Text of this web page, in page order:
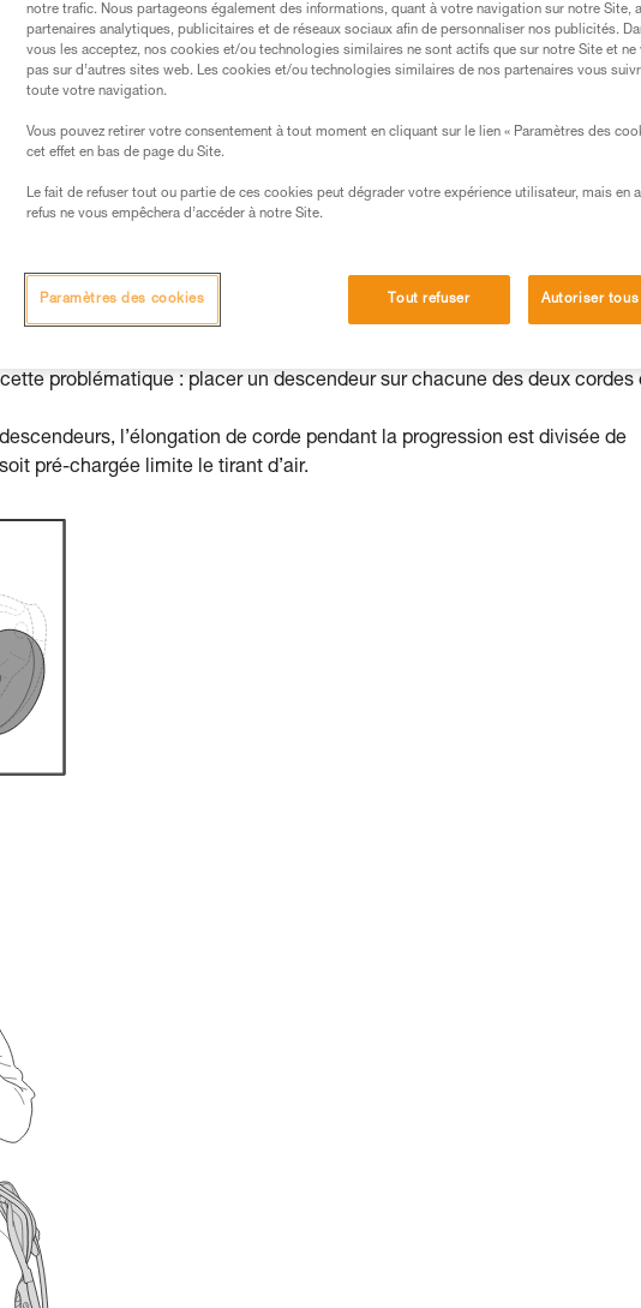
techniques des produits utilisés dans ce conseil avant de le
les informations de la notice technique pour pouvoir
une formation et un entraînement spécifique. Validez avec
refaire la manipulation, seul, en toute sécurité, avant de la
techniques liées à votre activité. Il peut en exister d’autres que
problématique : placer un descendeur sur chacune des deux cordes
l’élongation de corde pendant la progression est divisée de
pré-chargée limite le tirant d’air.
notre trafic. Nous partageons également des informations, quant à votre navigation sur notre Site,
partenaires analytiques, publicitaires et de réseaux sociaux afin de personnaliser nos publicités.
vous les acceptez, nos cookies et/ou technologies similaires ne sont actifs que sur notre Site et ne
pas sur d’autres sites web. Les cookies et/ou technologies similaires de nos partenaires vous
toute votre navigation.
Vous pouvez retirer votre consentement à tout moment en cliquant sur le lien « Paramètres des
cet effet en bas de page du Site.
Le fait de refuser tout ou partie de ces cookies peut dégrader votre expérience utilisateur, mais en
refus ne vous empêchera d’accéder à notre Site.
Tout refuser Autoriser
Paramètres des cookies